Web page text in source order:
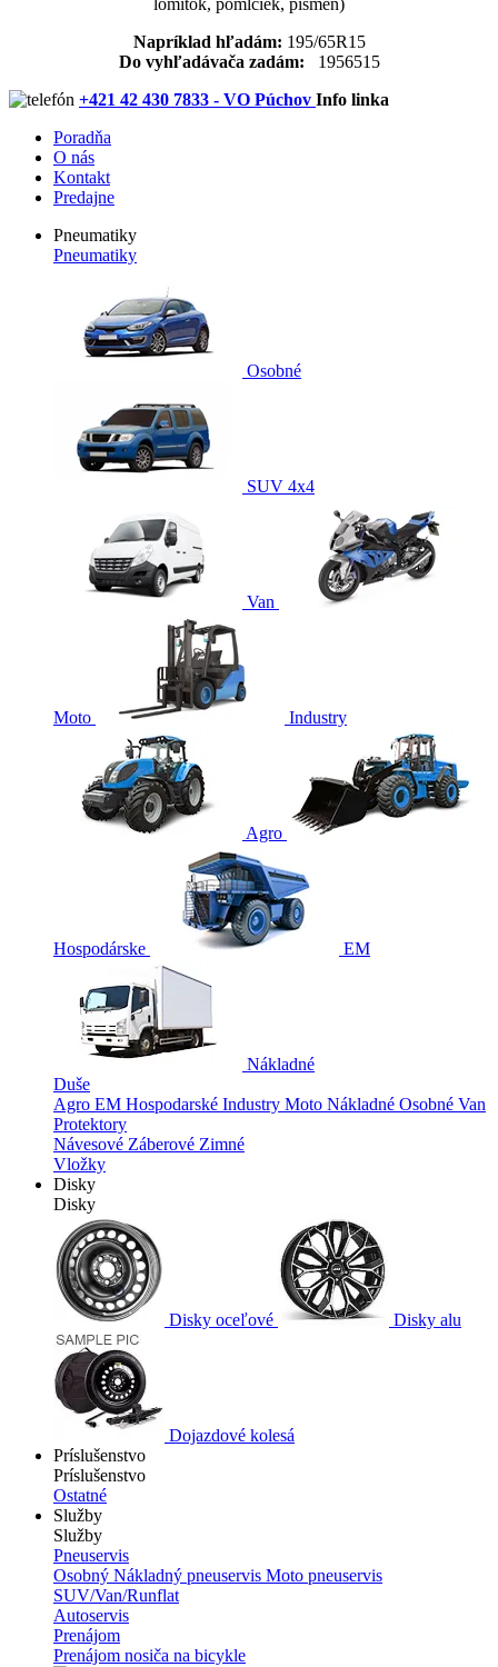
lomítok, pomĺčiek, písmen)
Napríklad hľadám: 195/65R15
Do vyhľadávača zadám: 1956515
+421 42 430 7833 - VO Púchov Info linka
Poradňa
O nás
Kontakt
Predajne
Pneumatiky
Pneumatiky
Osobné
SUV 4x4
Van
Moto Industry
Agro
Hospodárske EM
Nákladné
Duše
Agro EM Hospodarské Industry Moto Nákladné Osobné Van
Protektory
Návesové Záberové Zimné
Vložky
Disky
Disky
Disky oceľové Disky alu
Dojazdové kolesá
Príslušenstvo
Príslušenstvo
Ostatné
Služby
Služby
Pneuservis
Osobný Nákladný pneuservis Moto pneuservis
SUV/Van/Runflat
Autoservis
Prenájom
Prenájom nosiča na bicykle